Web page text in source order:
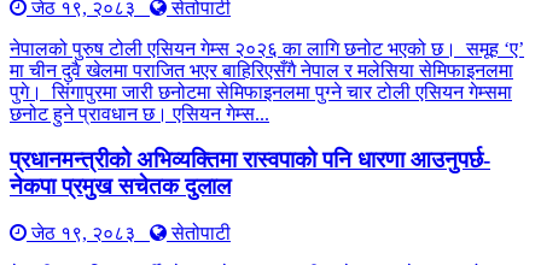
जेठ १९, २०८३
सेतोपाटी
नेपालको पुरुष टोली एसियन गेम्स २०२६ का लागि छनोट भएको छ। समूह ‘ए’
मा चीन दुवै खेलमा पराजित भएर बाहिरिएसँगै नेपाल र मलेसिया सेमिफाइनलमा
पुगे। सिंगापुरमा जारी छनोटमा सेमिफाइनलमा पुग्ने चार टोली एसियन गेम्समा
छनोट हुने प्रावधान छ। एसियन गेम्स...
प्रधानमन्त्रीको अभिव्यक्तिमा रास्वपाको पनि धारणा आउनुपर्छ-
नेकपा प्रमुख सचेतक दुलाल
जेठ १९, २०८३
सेतोपाटी